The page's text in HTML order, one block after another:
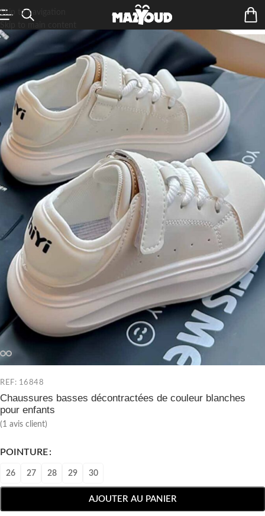
Skip to navigation
REF: 16848
Chaussures basses décontractées de couleur blanches
pour enfants
(1 avis client)
POINTURE
26 27 28 29 30
AJOUTER AU PANIER